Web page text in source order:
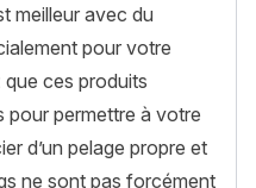
meilleur avec du
pour votre
ces produits
pour permettre à votre
d’un pelage propre et
ne sont pas forcément